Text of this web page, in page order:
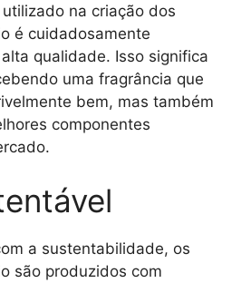
na criação dos
é cuidadosamente
qualidade. Isso significa
uma fragrância que
bem, mas também
componentes
a sustentabilidade, os
são produzidos com